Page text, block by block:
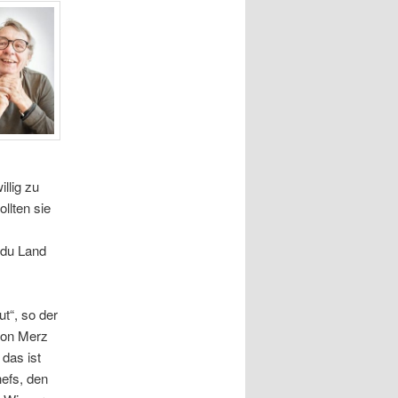
zu
sie
Land
so der
Merz
ist
den